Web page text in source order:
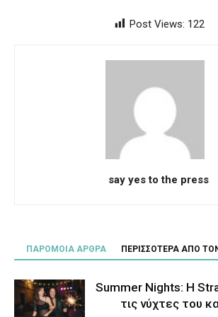
Post Views: 122
say yes to the press
ΠΑΡΟΜΟΙΑ ΑΡΘΡΑ ΠΕΡΙΣΣΟΤΕΡΑ ΑΠΟ
Summer Nights: Η
τις νύχτες του